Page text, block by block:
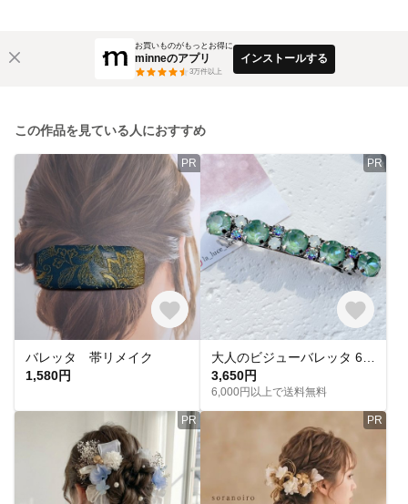
お買いものがもっとお得に
minneのアプリ
3万件以上
インストールする
この作品を見ている人におすすめ
PR
バレッタ 帯リメイク
1,580円
PR
3,650円
6,000円以上で送料無料
PR PR